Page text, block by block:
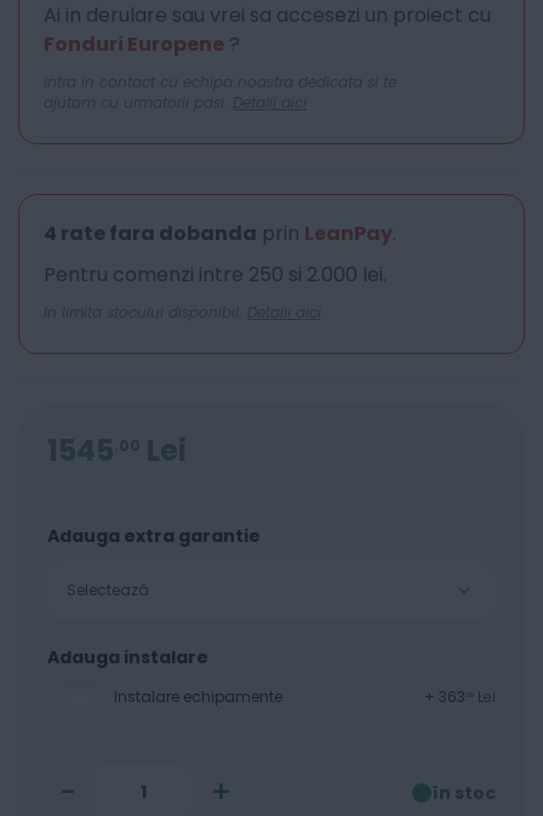
Ai in derulare sau vrei sa accesezi un proiect cu
Fonduri Europene ?
Intra in contact cu echipa noastra dedicata si te
ajutam cu urmatorii pasi. Detalii aici
4 rate fara dobanda prin LeanPay.
Pentru comenzi intre 250 si 2.000 lei.
In limita stocului disponibil. Detalii aici
1545 00 Lei
Adauga extra garantie
Selectează
Adauga instalare
Instalare echipamente + 363 Lei
- + în stoc